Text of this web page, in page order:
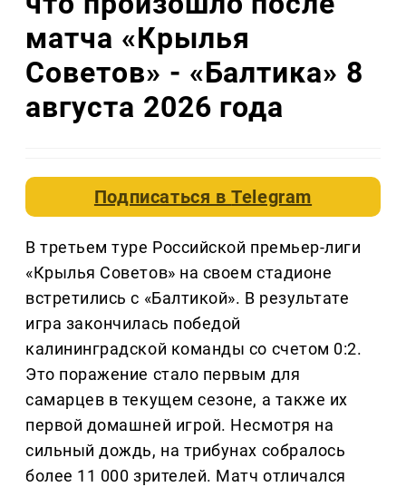
матча «Крылья
Советов» - «Балтика» 8
августа 2026 года
Подписаться вTelegram
В третьем туре Российской премьер-лиги
«Крылья Советов» на своем стадионе
встретились с «Балтикой». В результате
игра закончилась победой
калининградской команды со счетом 0:2.
Это поражение стало первым для
самарцев в текущем сезоне, а также их
первой домашней игрой. Несмотря на
сильный дождь, на трибунах собралось
более 11 000 зрителей. Матч отличался